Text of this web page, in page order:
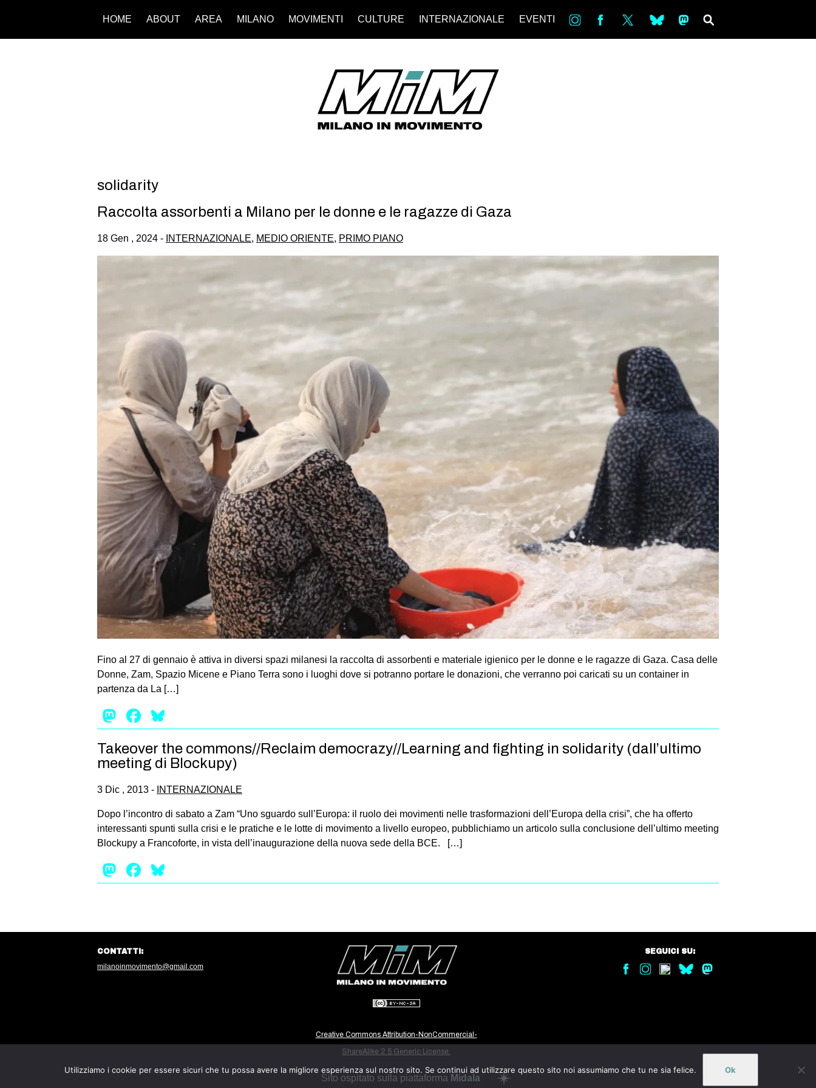
HOME ABOUT AREA MILANO MOVIMENTI CULTURE INTERNAZIONALE EVENTI in bsky ms
solidarity
Raccolta assorbenti a Milano per le donne e le ragazze di Gaza
18 Gen , 2024 - INTERNAZIONALE, MEDIO ORIENTE, PRIMO PIANO
Fino al 27 di gennaio è attiva in diversi spazi milanesi la raccolta di assorbenti e materiale igienico per le donne e le ragazze di Gaza. Casa delle
Donne, Zam, Spazio Micene e Piano Terra sono i luoghi dove si potranno portare le donazioni, che verranno poi caricati su un container in
partenza da La […]
Mastodon
Facebook
Takeover the commons//Reclaim democrazy//Learning and fighting in solidarity (dall’ultimo
meeting di Blockupy)
3 Dic , 2013 - INTERNAZIONALE
Dopo l’incontro di sabato a Zam “Uno sguardo sull’Europa: il ruolo dei movimenti nelle trasformazioni dell’Europa della crisi”, che ha offerto
interessanti spunti sulla crisi e le pratiche e le lotte di movimento a livello europeo, pubblichiamo un articolo sulla conclusione dell’ultimo meeting
Blockupy a Francoforte, in vista dell’inaugurazione della nuova sede della BCE. […]
Mastodon
Facebook
Creative Commons Attribution-NonCommercial-
ShareAlike 2.5 Generic License.
CONTATTI:
milanoinmovimento@gmail.com
SEGUICI SU:
Sito ospitato sulla piattaforma Midala
Utilizziamo i cookie per essere sicuri che tu possa avere la migliore esperienza sul nostro sito. Se continui ad utilizzare questo sito noi assumiamo che tu ne sia felice. Ok